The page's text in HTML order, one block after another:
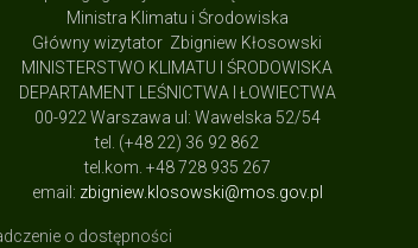
Ministra Klimatu i Środowiska
Główny wizytator Zbigniew Kłosowski
MINISTERSTWO KLIMATU I ŚRODOWISKA
DEPARTAMENT LEŚNICTWA I ŁOWIECTWA
00-922 Warszawa ul: Wawelska 52/54
tel. (+48 22) 36 92 862
tel.kom. +48 728 935 267
email: zbigniew.klosowski@mos.gov.pl
o dostępności